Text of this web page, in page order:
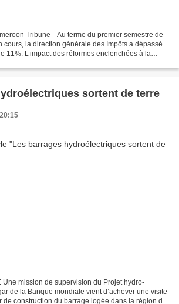
Tribune-- Au terme du premier semestre de
cours, la direction générale des Impôts a dépassé
11%. L’impact des réformes enclenchées à la
sortent de terre
Une mission de supervision du Projet hydro-
de la Banque mondiale vient d’achever une visite
construction du barrage logée dans la région de